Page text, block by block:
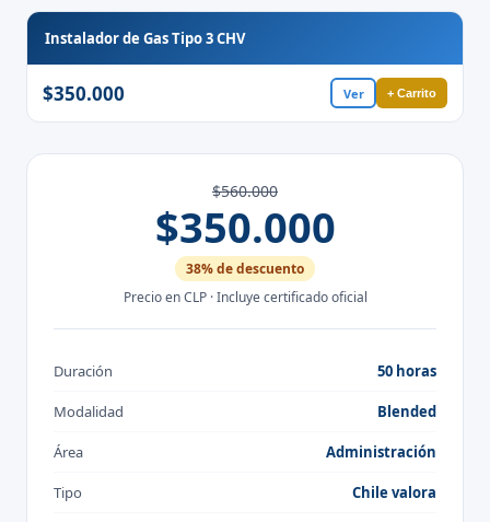
Instalador de Gas Tipo 3 CHV
$350.000 Ver + Carrito
$560.000
$350.000
38% de descuento
Precio en CLP · Incluye certificado oficial
Duración 50 horas
Modalidad Blended
Área Administración
Tipo Chile valora